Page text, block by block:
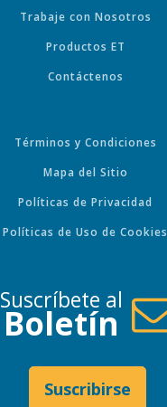
Trabaje con Nosotros
Productos ET
Contáctenos
Términos y Condiciones
Mapa del Sitio
Políticas de Privacidad
Políticas de Uso de Cookies
Suscríbete al
Boletín
Suscribirse